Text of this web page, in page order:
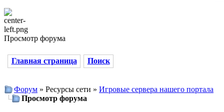
Просмотр форума
Главная страница Поиск
Форум » Ресурсы сети » Игровые сервера нашего портала
Просмотр форума